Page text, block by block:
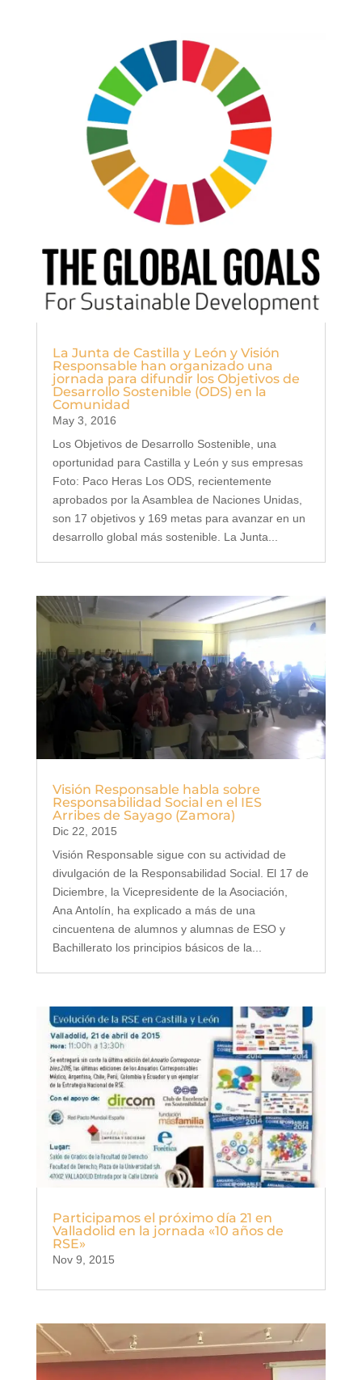
La Junta de Castilla y León y Visión
Responsable han organizado una
jornada para difundir los Objetivos de
Desarrollo Sostenible (ODS) en la
Comunidad
May 3, 2016
Los Objetivos de Desarrollo Sostenible, una
oportunidad para Castilla y León y sus empresas
Foto: Paco Heras Los ODS, recientemente
aprobados por la Asamblea de Naciones Unidas,
son 17 objetivos y 169 metas para avanzar en un
desarrollo global más sostenible. La Junta...
Visión Responsable habla sobre
Responsabilidad Social en el IES
Arribes de Sayago (Zamora)
Dic 22, 2015
Visión Responsable sigue con su actividad de
divulgación de la Responsabilidad Social. El 17 de
Diciembre, la Vicepresidente de la Asociación,
Ana Antolín, ha explicado a más de una
cincuentena de alumnos y alumnas de ESO y
Bachillerato los principios básicos de la...
Participamos el próximo día 21 en
Valladolid en la jornada «10 años de
RSE»
Nov 9, 2015